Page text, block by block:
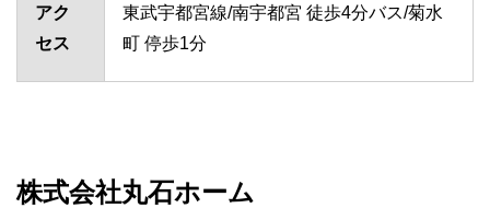
アク
セス
東武宇都宮線/南宇都宮 徒歩4分バス/菊水
町 停歩1分
株式会社丸石ホーム